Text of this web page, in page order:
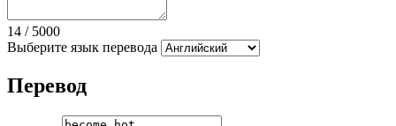
14 / 5000
Выберите язык перевода
Перевод